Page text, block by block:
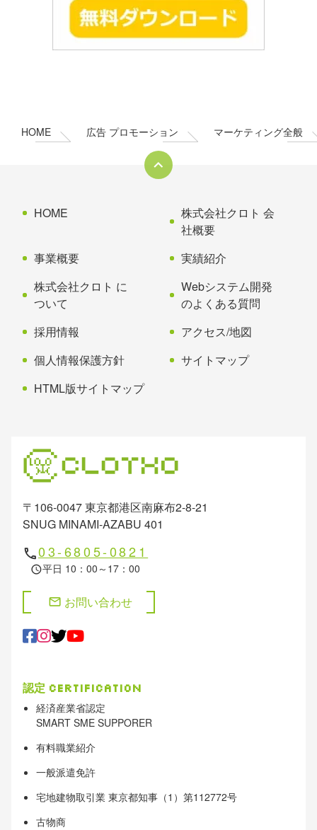
HOME 広告 プロモーション マーケティング全般
〒106-0047 東京都港区南麻布2-8-21
SNUG MINAMI-AZABU 401
phone03-6805-0821
schedule平日 10：00～17：00
mail お問い合わせ
認定 Certification
経済産業省認定
SMART SME SUPPORER
有料職業紹介
一般派遣免許
宅地建物取引業 東京都知事（1）第112772号
古物商
HOME
株式会社クロト 会
社概要
事業概要
実績紹介
株式会社クロト に
ついて
Webシステム開発
のよくある質問
採用情報
アクセス/地図
個人情報保護方針
サイトマップ
HTML版サイトマップ